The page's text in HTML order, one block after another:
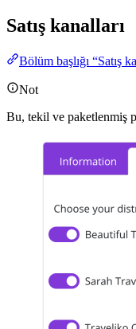
Satış kanalları
Bölüm başlığı “Satış
Not
Bu, tekil ve paketlenmiş